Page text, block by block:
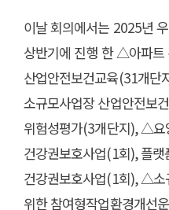
이날 회의에서는 2025년
상반기에 진행 한△아파트
산업안전보건교육(31개단
소규모사업장 산업안전보
위험성평가(3개단지),△요
건강권보호사업(1회),플랫
건강권보호사업(1회),△소
위한 참여형작업환경개선